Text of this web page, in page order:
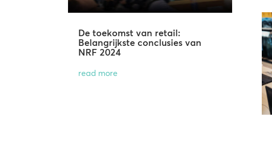
De toekomst van retail:
Belangrijkste conclusies van
NRF 2024
read more